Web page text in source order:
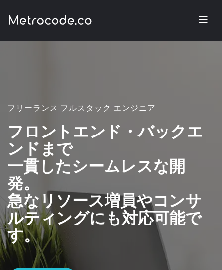
フリーランス フルスタック エンジニア
フロントエンド・バックエ
ンドまで
一貫したシームレスな開
発。
急なリソース増員やコンサ
ルティングにも対応可能で
す。